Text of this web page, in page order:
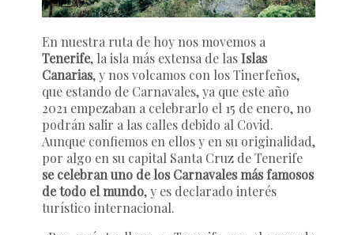
En nuestra ruta de hoy nos movemos a
Tenerife, la isla más extensa de lasIslas
Canarias, y nos volcamos con los Tinerfeños,
que estando de Carnavales, ya que este año
2021 empezaban a celebrarlo el 15 de enero, no
podrán salir a las calles debido al Covid.
Aunque confiemos en ellos y en su originalidad,
por algo en su capital Santa Cruz de Tenerife
se celebran uno de los Carnavales más famosos
de todo el mundo, y es declarado interés
turístico internacional.